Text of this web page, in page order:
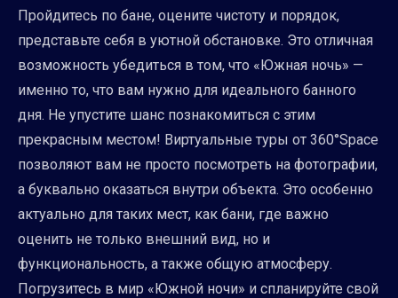
Пройдитесь по бане, оцените чистоту и порядок,
представьте себя в уютной обстановке. Это отличная
возможность убедиться в том, что «Южная ночь» —
именно то, что вам нужно для идеального банного
дня. Не упустите шанс познакомиться с этим
прекрасным местом! Виртуальные туры от 360°Space
позволяют вам не просто посмотреть на фотографии,
а буквально оказаться внутри объекта. Это особенно
актуально для таких мест, как бани, где важно
оценить не только внешний вид, но и
функциональность, а также общую атмосферу.
Погрузитесь в мир «Южной ночи» и спланируйте свой